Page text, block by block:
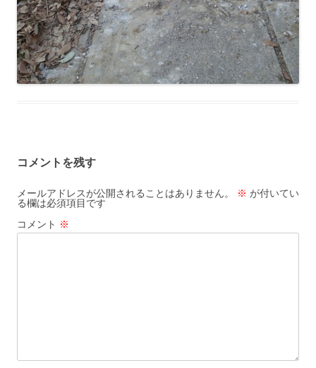
コメントを残す
メールアドレスが公開されることはありません。 ※ が付いてい
る欄は必須項目です
コメント ※